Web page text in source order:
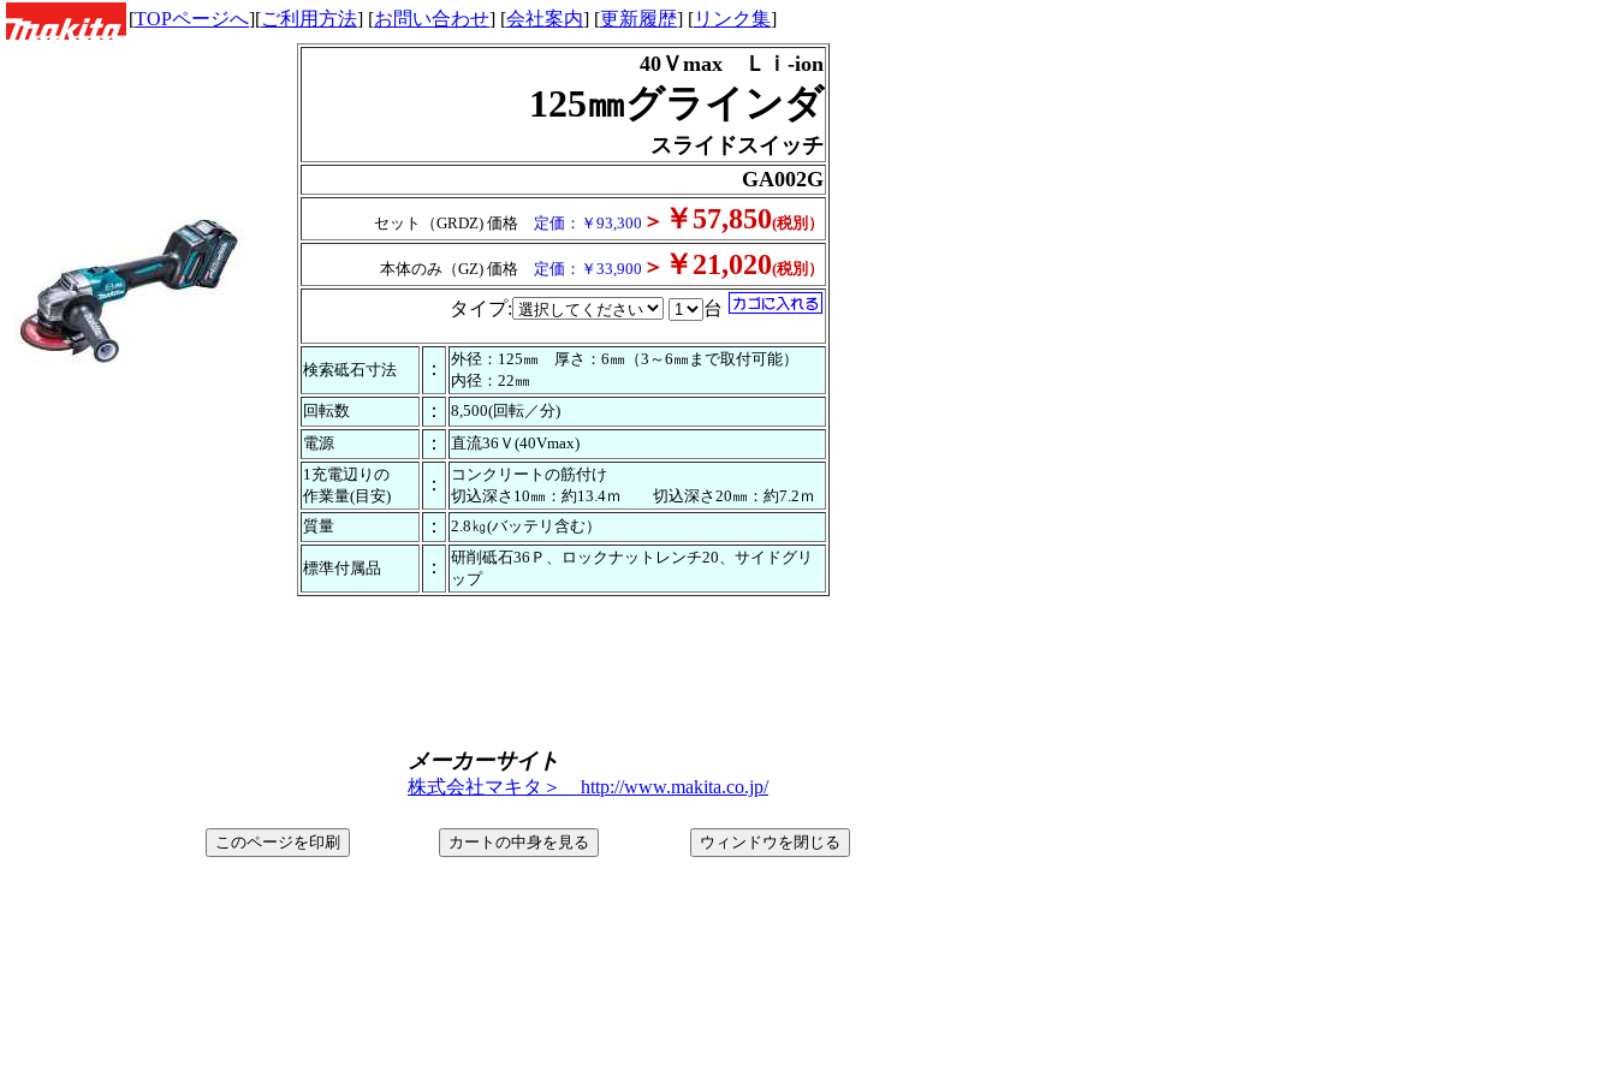
メーカーサイト
株式会社マキタ＞ http://www.makita.co.jp/
40Ｖmax Ｌｉ-ion
125㎜グラインダ
スライドスイッチ
GA002G
セット（GRDZ) 価格 定価：￥93,300 ＞ ￥57,850(税別）
本体のみ（GZ) 価格 定価：￥33,900 ＞ ￥21,020(税別）
タイプ: 台
検索砥石寸法 ：
外径：125㎜ 厚さ：6㎜（3～6㎜まで取付可能）
内径：22㎜
回転数
：
8,500(回転／分)
電源
：
直流36Ｖ(40Vmax)
1充電辺りの
作業量(目安)
：
コンクリートの筋付け
切込深さ10㎜：約13.4ｍ 切込深さ20㎜：約7.2ｍ
質量
： 2.8㎏(バッテリ含む）
標準付属品 ：
研削砥石36Ｐ、ロックナットレンチ20、サイドグリ
ップ
[TOPページへ][ご利用方法] [お問い合わせ] [会社案内] [更新履歴] [リンク集]